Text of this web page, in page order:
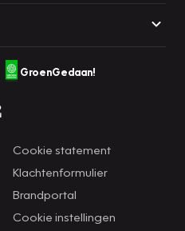
GroenGedaan!
Cookie statement
Klachtenformulier
Brandportal
Cookie instellingen